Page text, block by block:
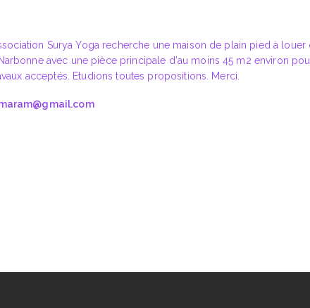
Surya Yoga recherche une maison de plain pied à
avec une pièce principale d'au moins 45 m2 environ
acceptés. Etudions toutes propositions. Merci.